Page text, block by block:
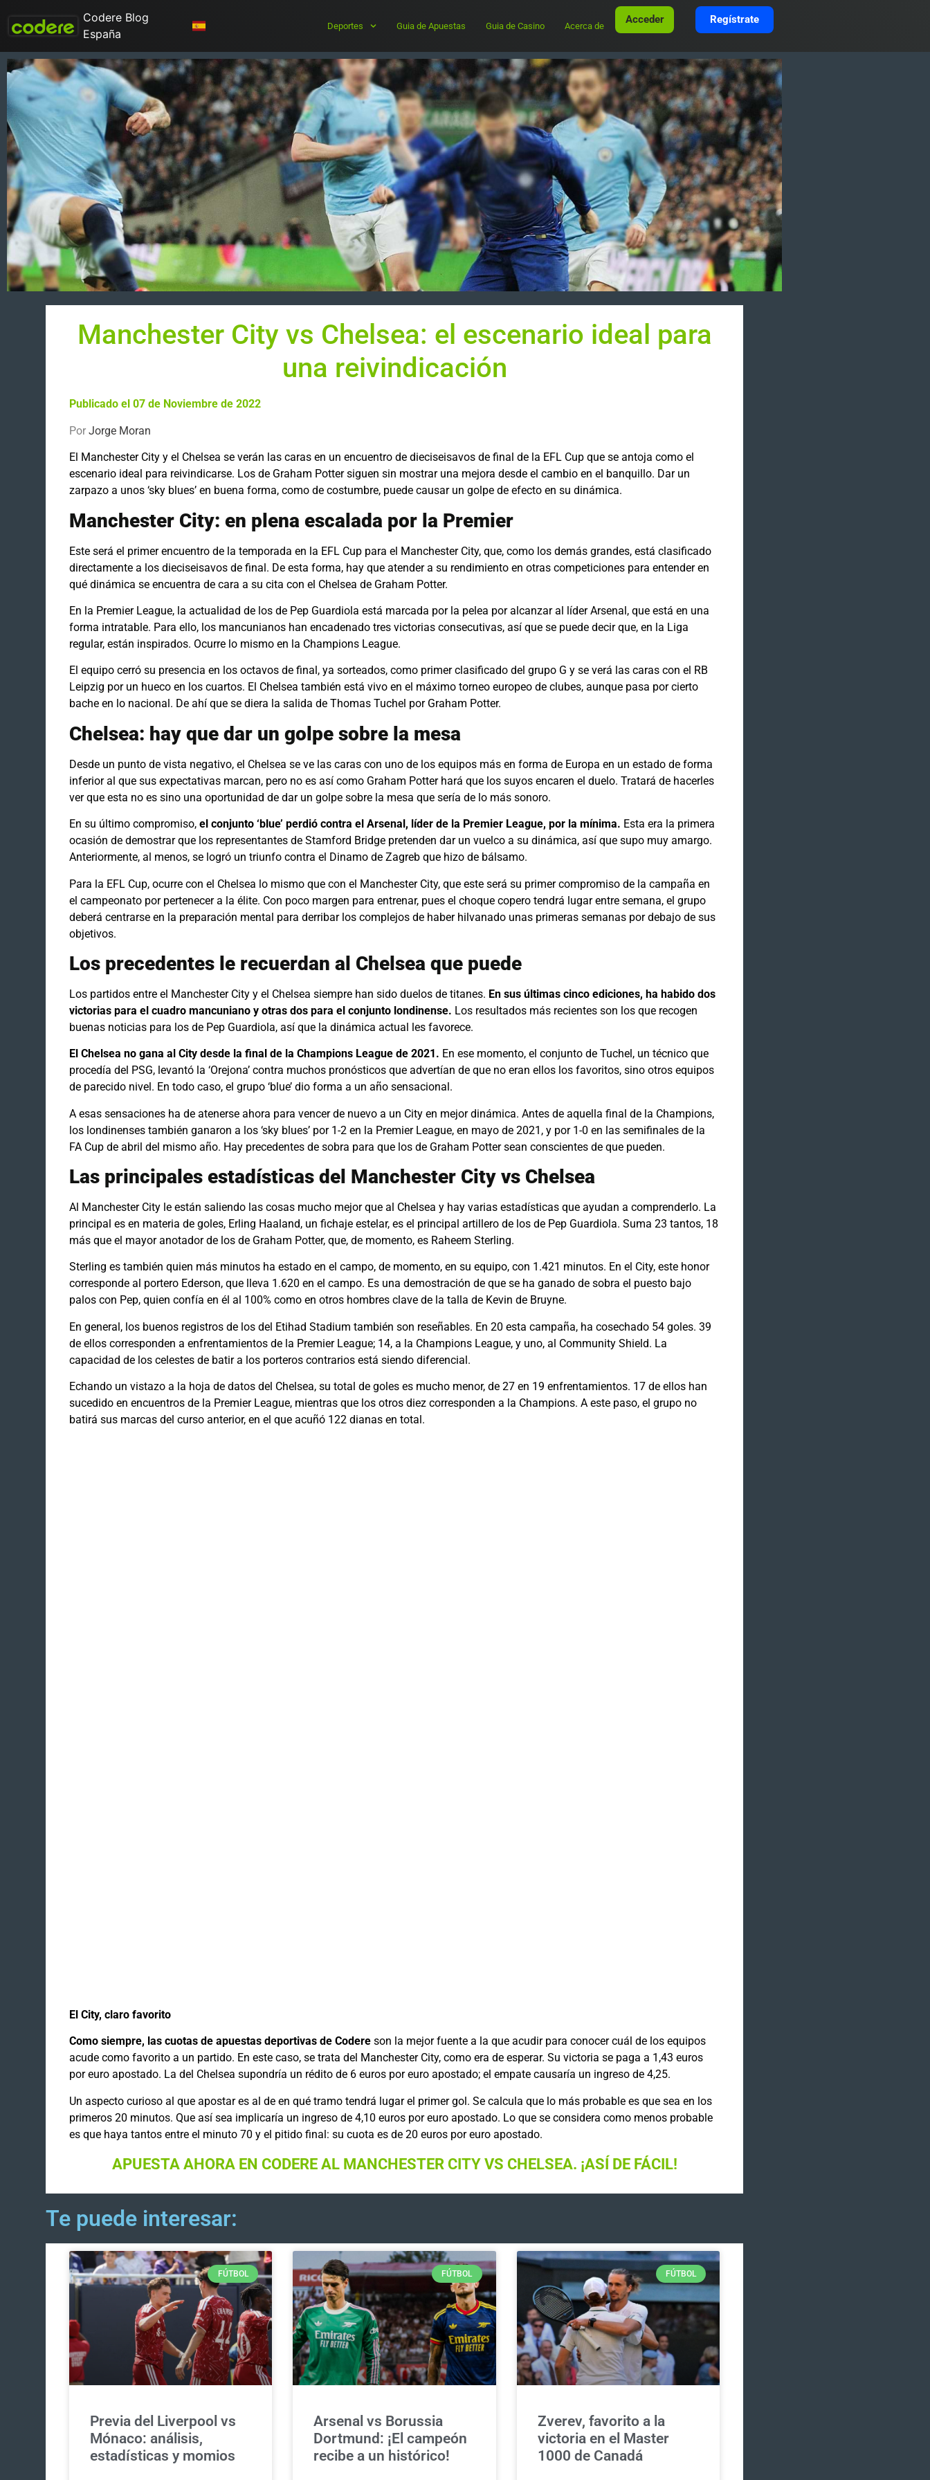
Codere Blog
España
Deportes Guia de Apuestas Guia de Casino Acerca de
Acceder Regístrate
Manchester City vs Chelsea: el escenario ideal para
una reivindicación
Publicado el 07 de Noviembre de 2022
Por Jorge Moran
El Manchester City y el Chelsea se verán las caras en un encuentro de dieciseisavos de final de la EFL Cup que se antoja como el
escenario ideal para reivindicarse. Los de Graham Potter siguen sin mostrar una mejora desde el cambio en el banquillo. Dar un
zarpazo a unos ‘sky blues’ en buena forma, como de costumbre, puede causar un golpe de efecto en su dinámica.
Manchester City: en plena escalada por la Premier
Este será el primer encuentro de la temporada en la EFL Cup para el Manchester City, que, como los demás grandes, está clasificado
directamente a los dieciseisavos de final. De esta forma, hay que atender a su rendimiento en otras competiciones para entender en
qué dinámica se encuentra de cara a su cita con el Chelsea de Graham Potter.
En la Premier League, la actualidad de los de Pep Guardiola está marcada por la pelea por alcanzar al líder Arsenal, que está en una
forma intratable. Para ello, los mancunianos han encadenado tres victorias consecutivas, así que se puede decir que, en la Liga
regular, están inspirados. Ocurre lo mismo en la Champions League.
El equipo cerró su presencia en los octavos de final, ya sorteados, como primer clasificado del grupo G y se verá las caras con el RB
Leipzig por un hueco en los cuartos. El Chelsea también está vivo en el máximo torneo europeo de clubes, aunque pasa por cierto
bache en lo nacional. De ahí que se diera la salida de Thomas Tuchel por Graham Potter.
Chelsea: hay que dar un golpe sobre la mesa
Desde un punto de vista negativo, el Chelsea se ve las caras con uno de los equipos más en forma de Europa en un estado de forma
inferior al que sus expectativas marcan, pero no es así como Graham Potter hará que los suyos encaren el duelo. Tratará de hacerles
ver que esta no es sino una oportunidad de dar un golpe sobre la mesa que sería de lo más sonoro.
En su último compromiso, el conjunto ‘blue’ perdió contra el Arsenal, líder de la Premier League, por la mínima. Esta era la primera
ocasión de demostrar que los representantes de Stamford Bridge pretenden dar un vuelco a su dinámica, así que supo muy amargo.
Anteriormente, al menos, se logró un triunfo contra el Dinamo de Zagreb que hizo de bálsamo.
Para la EFL Cup, ocurre con el Chelsea lo mismo que con el Manchester City, que este será su primer compromiso de la campaña en
el campeonato por pertenecer a la élite. Con poco margen para entrenar, pues el choque copero tendrá lugar entre semana, el grupo
deberá centrarse en la preparación mental para derribar los complejos de haber hilvanado unas primeras semanas por debajo de sus
objetivos.
Los precedentes le recuerdan al Chelsea que puede
Los partidos entre el Manchester City y el Chelsea siempre han sido duelos de titanes. En sus últimas cinco ediciones, ha habido dos
victorias para el cuadro mancuniano y otras dos para el conjunto londinense. Los resultados más recientes son los que recogen
buenas noticias para los de Pep Guardiola, así que la dinámica actual les favorece.
El Chelsea no gana al City desde la final de la Champions League de 2021. En ese momento, el conjunto de Tuchel, un técnico que
procedía del PSG, levantó la ‘Orejona’ contra muchos pronósticos que advertían de que no eran ellos los favoritos, sino otros equipos
de parecido nivel. En todo caso, el grupo ‘blue’ dio forma a un año sensacional.
A esas sensaciones ha de atenerse ahora para vencer de nuevo a un City en mejor dinámica. Antes de aquella final de la Champions,
los londinenses también ganaron a los ‘sky blues’ por 1-2 en la Premier League, en mayo de 2021, y por 1-0 en las semifinales de la
FA Cup de abril del mismo año. Hay precedentes de sobra para que los de Graham Potter sean conscientes de que pueden.
Las principales estadísticas del Manchester City vs Chelsea
Al Manchester City le están saliendo las cosas mucho mejor que al Chelsea y hay varias estadísticas que ayudan a comprenderlo. La
principal es en materia de goles, Erling Haaland, un fichaje estelar, es el principal artillero de los de Pep Guardiola. Suma 23 tantos, 18
más que el mayor anotador de los de Graham Potter, que, de momento, es Raheem Sterling.
Sterling es también quien más minutos ha estado en el campo, de momento, en su equipo, con 1.421 minutos. En el City, este honor
corresponde al portero Ederson, que lleva 1.620 en el campo. Es una demostración de que se ha ganado de sobra el puesto bajo
palos con Pep, quien confía en él al 100% como en otros hombres clave de la talla de Kevin de Bruyne.
En general, los buenos registros de los del Etihad Stadium también son reseñables. En 20 esta campaña, ha cosechado 54 goles. 39
de ellos corresponden a enfrentamientos de la Premier League; 14, a la Champions League, y uno, al Community Shield. La
capacidad de los celestes de batir a los porteros contrarios está siendo diferencial.
Echando un vistazo a la hoja de datos del Chelsea, su total de goles es mucho menor, de 27 en 19 enfrentamientos. 17 de ellos han
sucedido en encuentros de la Premier League, mientras que los otros diez corresponden a la Champions. A este paso, el grupo no
batirá sus marcas del curso anterior, en el que acuñó 122 dianas en total.
El City, claro favorito
Como siempre, las cuotas de apuestas deportivas de Codereson la mejor fuente a la que acudir para conocer cuál de los equipos
acude como favorito a un partido. En este caso, se trata del Manchester City, como era de esperar. Su victoria se paga a 1,43 euros
por euro apostado. La del Chelsea supondría un rédito de 6 euros por euro apostado; el empate causaría un ingreso de 4,25.
Un aspecto curioso al que apostar es al de en qué tramo tendrá lugar el primer gol. Se calcula que lo más probable es que sea en los
primeros 20 minutos. Que así sea implicaría un ingreso de 4,10 euros por euro apostado. Lo que se considera como menos probable
es que haya tantos entre el minuto 70 y el pitido final: su cuota es de 20 euros por euro apostado.
APUESTA AHORA EN CODERE AL MANCHESTER CITY VS CHELSEA. ¡ASÍ DE FÁCIL!
Te puede interesar:
FÚTBOL
Previa del Liverpool vs
Mónaco: análisis,
estadísticas y momios
FÚTBOL
Arsenal vs Borussia
Dortmund: ¡El campeón
recibe a un histórico!
FÚTBOL
Zverev, favorito a la
victoria en el Master
1000 de Canadá